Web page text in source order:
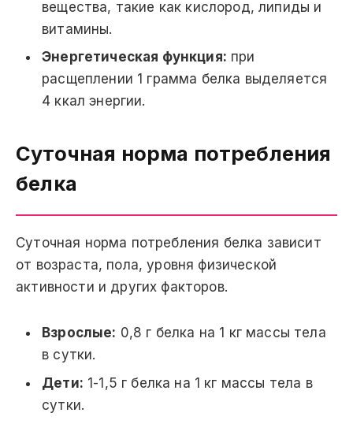
вещества, такие как кислород, липиды и
витамины.
Энергетическая функция: при
расщеплении 1 грамма белка выделяется
4 ккал энергии.
Суточная норма потребления
белка
Суточная норма потребления белка зависит
от возраста, пола, уровня физической
активности и других факторов.
Взрослые: 0,8 г белка на 1 кг массы тела
в сутки.
Дети: 1-1,5 г белка на 1 кг массы тела в
сутки.